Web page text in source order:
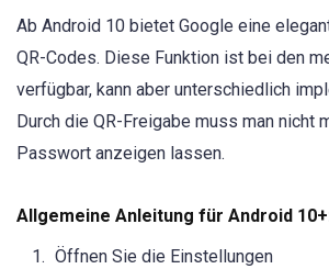
Ab Android 10 bietet Google eine
QR-Codes. Diese Funktion ist bei den
verfügbar, kann aber unterschiedlich
Durch die QR-Freigabe muss man nicht
Passwort anzeigen lassen.
Allgemeine Anleitung für Android
Öffnen Sie die Einstellungen